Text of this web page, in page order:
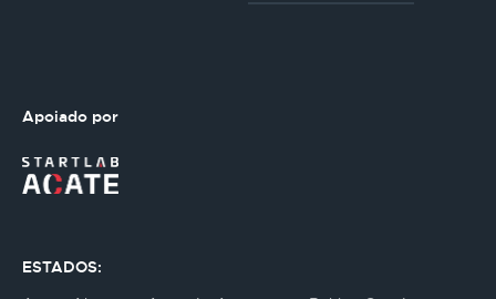
Apoiado por
ESTADOS: